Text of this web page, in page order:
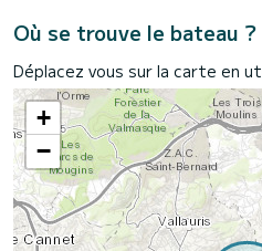
Où se trouve le bateau ?
Déplacez vous sur la carte en
+
−